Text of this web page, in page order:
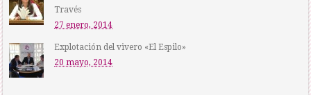
Través
27 enero, 2014
Explotación del vivero «El Espilo»
20 mayo, 2014